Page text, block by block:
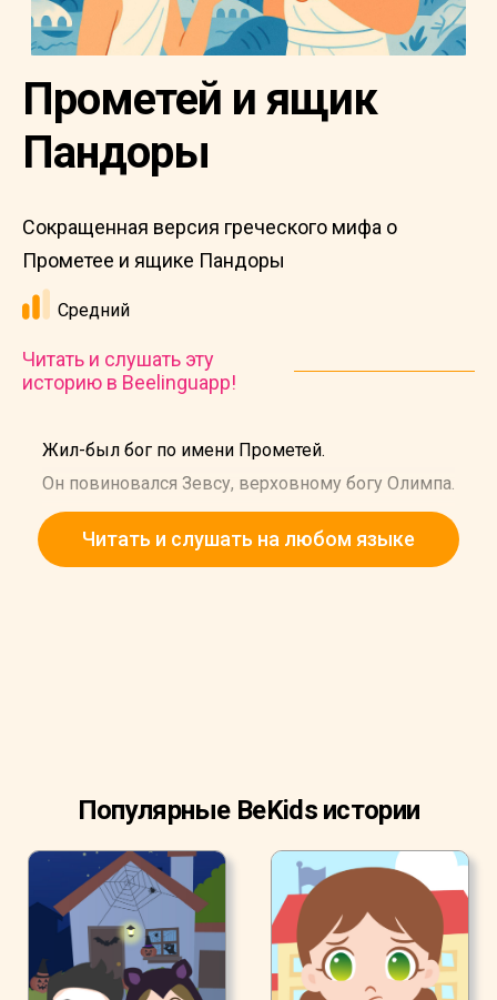
Прометей и ящик
Пандоры
Сокращенная версия греческого мифа о
Прометее и ящике Пандоры
Средний
Читать и слушать эту
историю в Beelinguapp!
Жил-был бог по имени Прометей.
Он повиновался Зевсу, верховному богу Олимпа.
Читать и слушать на любом языке
Популярные BeKids истории